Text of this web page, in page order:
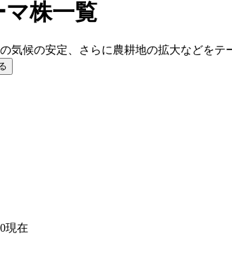
マ株一覧
気候の安定、さらに農耕地の拡大などを
現在